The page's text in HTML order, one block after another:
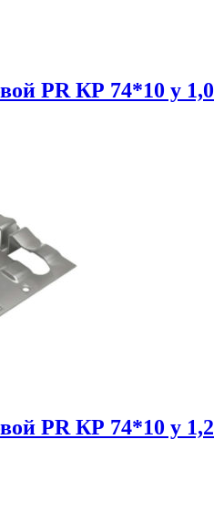
PR КР 74*10 у 1,0
PR КР 74*10 у 1,2